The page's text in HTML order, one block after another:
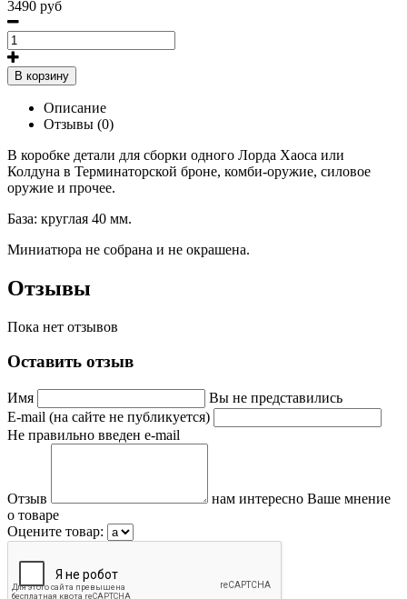
3490 руб
В корзину
Описание
Отзывы (0)
В коробке детали для сборки одного Лорда Хаоса или
Колдуна в Терминаторской броне, комби-оружие, силовое
оружие и прочее.
База: круглая 40 мм.
Миниатюра не собрана и не окрашена.
Отзывы
Пока нет отзывов
Оставить отзыв
Имя
Вы не представились
E-mail (на сайте не публикуется)
Не правильно введен e-mail
Отзыв
нам интересно Ваше мнение
о товаре
Оцените товар: